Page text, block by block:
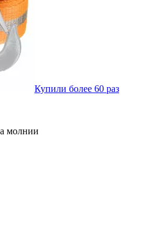
Купили более 60 раз
молнии